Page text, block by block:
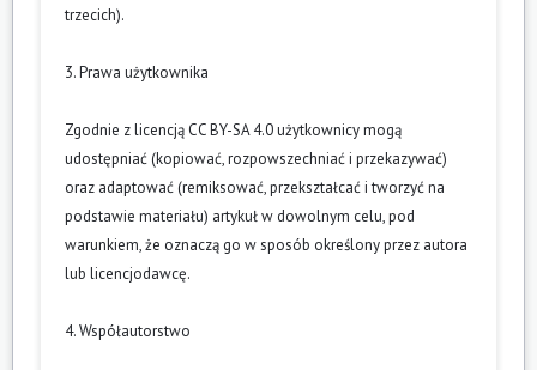
trzecich).
3. Prawa użytkownika
Zgodnie z licencją CC BY-SA 4.0 użytkownicy mogą
udostępniać (kopiować, rozpowszechniać i przekazywać)
oraz adaptować (remiksować, przekształcać i tworzyć na
podstawie materiału) artykuł w dowolnym celu, pod
warunkiem, że oznaczą go w sposób określony przez autora
lub licencjodawcę.
4. Współautorstwo